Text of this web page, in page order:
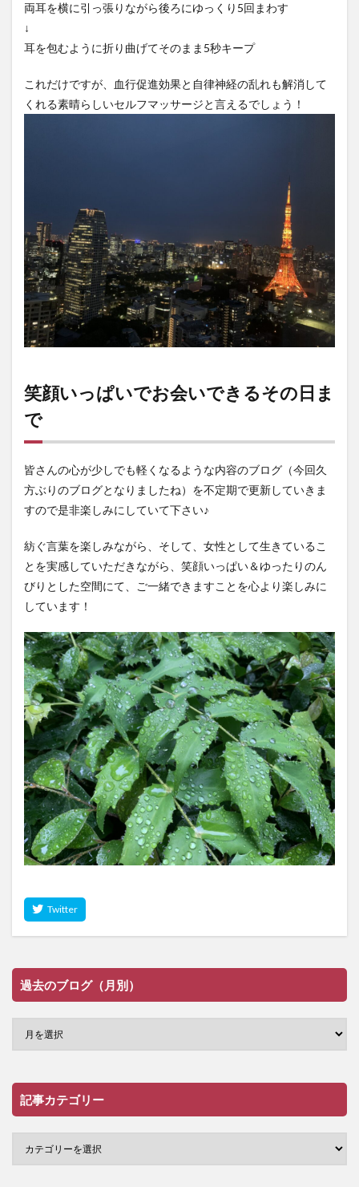
両耳を横に引っ張りながら後ろにゆっくり5回まわす
↓
耳を包むように折り曲げてそのまま5秒キープ
これだけですが、血行促進効果と自律神経の乱れも解消して
くれる素晴らしいセルフマッサージと言えるでしょう！
笑顔いっぱいでお会いできるその日ま
で
皆さんの心が少しでも軽くなるような内容のブログ（今回久
方ぶりのブログとなりましたね）を不定期で更新していきま
すので是非楽しみにしていて下さい♪
紡ぐ言葉を楽しみながら、そして、女性として生きているこ
とを実感していただきながら、笑顔いっぱい＆ゆったりのん
びりとした空間にて、ご一緒できますことを心より楽しみに
しています！
過去のブログ（月別）
記事カテゴリー